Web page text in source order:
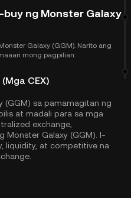
buy ng Monster Galaxy
Galaxy (GGM). Narito ang
mong pagpilian:
CEX)
(GGM) sa pamamagitan ng
at madali para sa mga
exchange,
Monster Galaxy (GGM). I-
liquidity, at competitive na